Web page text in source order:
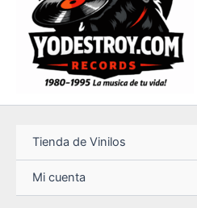
Tienda de Vinilos
Mi cuenta